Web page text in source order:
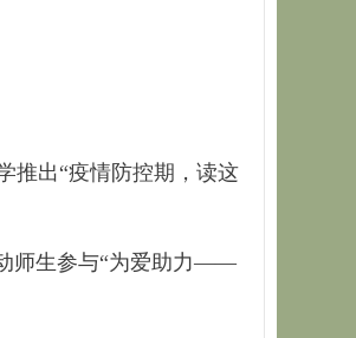
推出“疫情防控期，读这
师生参与“为爱助力——